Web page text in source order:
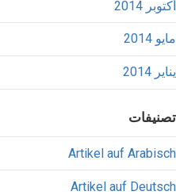
أكتوبر 2014
مايو 2014
يناير 2014
تصنيفات
Artikel auf Arabisch
Artikel auf Deutsch